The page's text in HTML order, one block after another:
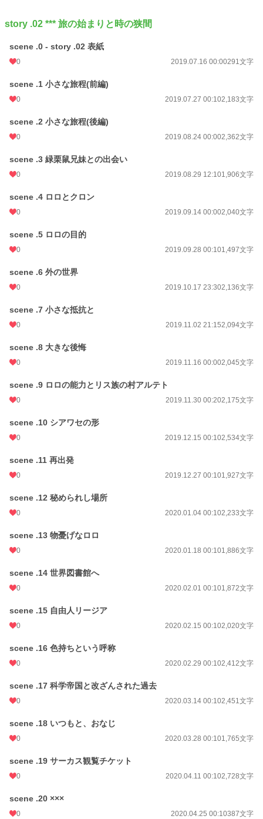
story .02 *** 旅の始まりと時の狭間
scene .0 - story .02 表紙
0 2019.07.16 00:00291文字
scene .1 小さな旅程(前編)
0 2019.07.27 00:102,183文字
scene .2 小さな旅程(後編)
0 2019.08.24 00:002,362文字
scene .3 緑栗鼠兄妹との出会い
0 2019.08.29 12:101,906文字
scene .4 ロロとクロン
0 2019.09.14 00:002,040文字
scene .5 ロロの目的
0 2019.09.28 00:101,497文字
scene .6 外の世界
0 2019.10.17 23:302,136文字
scene .7 小さな抵抗と
0 2019.11.02 21:152,094文字
scene .8 大きな後悔
0 2019.11.16 00:002,045文字
scene .9 ロロの能力とリス族の村アルテト
0 2019.11.30 00:202,175文字
scene .10 シアワセの形
0 2019.12.15 00:102,534文字
scene .11 再出発
0 2019.12.27 00:101,927文字
scene .12 秘められし場所
0 2020.01.04 00:102,233文字
scene .13 物憂げなロロ
0 2020.01.18 00:101,886文字
scene .14 世界図書館へ
0 2020.02.01 00:101,872文字
scene .15 自由人リージア
0 2020.02.15 00:102,020文字
scene .16 色持ちという呼称
0 2020.02.29 00:102,412文字
scene .17 科学帝国と改ざんされた過去
0 2020.03.14 00:102,451文字
scene .18 いつもと、おなじ
0 2020.03.28 00:101,765文字
scene .19 サーカス観覧チケット
0 2020.04.11 00:102,728文字
scene .20 ×××
0 2020.04.25 00:10387文字